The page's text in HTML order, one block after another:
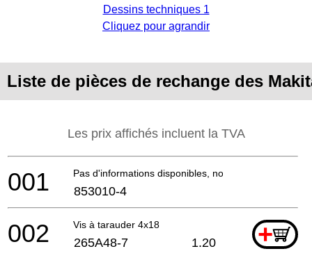
Dessins techniques 1
Cliquez pour agrandir
Liste de pièces de rechange des
Les prix affichés incluent la TVA
Pas d'informations disponibles, non commandable
001 853010-4
Vis à tarauder 4x18 +
002 265A48-7 1.20